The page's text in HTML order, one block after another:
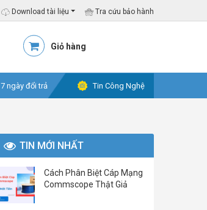
Download tài liệu Tra cứu bảo hành
Giỏ hàng
7 ngày đổi trả Tin Công Nghệ
TIN MỚI NHẤT
Cách Phân Biệt Cáp Mạng
Commscope Thật Giả